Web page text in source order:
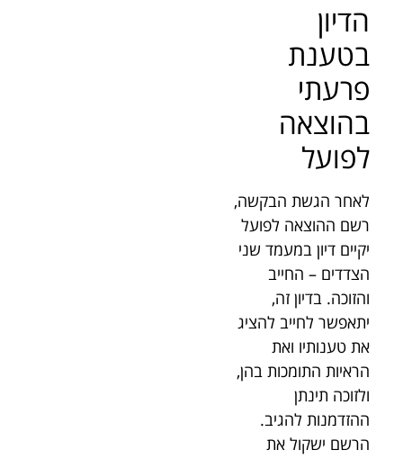
הדיון
בטענת
פרעתי
בהוצאה
לפועל
לאחר הגשת הבקשה,
רשם ההוצאה לפועל
יקיים דיון במעמד שני
הצדדים – החייב
והזוכה. בדיון זה,
יתאפשר לחייב להציג
את טענותיו ואת
הראיות התומכות בהן,
ולזוכה תינתן
ההזדמנות להגיב.
הרשם ישקול את